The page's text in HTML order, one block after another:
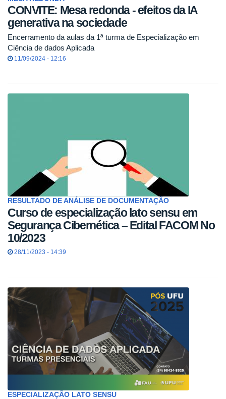
CONVITE: Mesa redonda - efeitos da IA
generativa na sociedade
Encerramento da aulas da 1ª turma de Especialização em
Ciência de dados Aplicada
11/09/2024 - 12:16
RESULTADO DE ANÁLISE DE DOCUMENTAÇÃO
Curso de especialização lato sensu em
Segurança Cibernética – Edital FACOM No
10/2023
28/11/2023 - 14:39
ESPECIALIZAÇÃO LATO SENSU